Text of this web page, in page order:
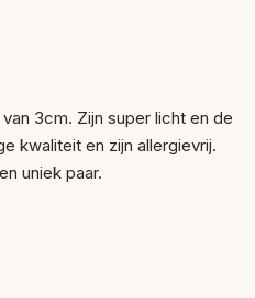
3cm. Zijn super licht en de
kwaliteit en zijn allergievrij.
uniek paar.